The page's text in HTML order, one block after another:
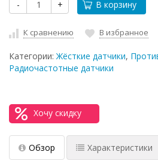
- + В корзину
К сравнению В избранное
Категории: Жёсткие датчики,
Радиочастотные датчики
Хочу скидку
Обзор Характеристики